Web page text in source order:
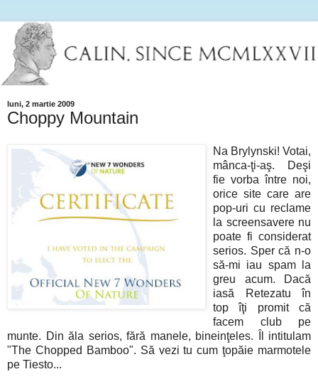
luni, 2 martie 2009
Choppy Mountain
Na Brylynski! Votai,
mânca-ţi-aş. Deşi
fie vorba între noi,
orice site care are
pop-uri cu reclame
la screensavere nu
poate fi considerat
serios. Sper că n-o
să-mi iau spam la
greu acum. Dacă
iasă Retezatu în
top îţi promit că
facem club pe
munte. Din ăla serios, fără manele, bineinţeles. Îl intitulam
"The Chopped Bamboo". Să vezi tu cum ţopăie marmotele
pe Tiesto...